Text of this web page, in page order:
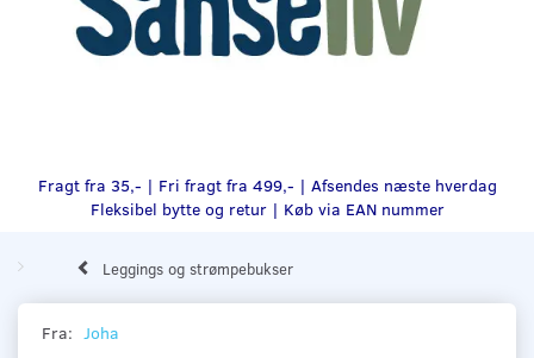
Fragt fra 35,- | Fri fragt fra 499,- | Afsendes næste hverdag
Fleksibel bytte og retur | Køb via EAN nummer
Leggings og strømpebukser
Fra: Joha